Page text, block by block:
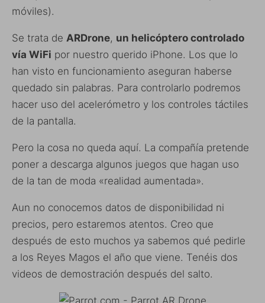
móviles).
Se trata de ARDrone, un helicóptero controlado
vía WiFi por nuestro querido iPhone. Los que lo
han visto en funcionamiento aseguran haberse
quedado sin palabras. Para controlarlo podremos
hacer uso del acelerómetro y los controles táctiles
de la pantalla.
Pero la cosa no queda aquí. La compañía pretende
poner a descarga algunos juegos que hagan uso
de la tan de moda «realidad aumentada».
Aun no conocemos datos de disponibilidad ni
precios, pero estaremos atentos. Creo que
después de esto muchos ya sabemos qué pedirle
a los Reyes Magos el año que viene. Tenéis dos
videos de demostración después del salto.